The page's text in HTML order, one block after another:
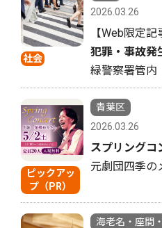
社会
2026.03.26
【Web限定記
犯罪・事故発
緑警察署管
ピックアッ
プ（PR）
青葉区
2026.03.26
スプリングコ
元劇団四季の
海老名・座間